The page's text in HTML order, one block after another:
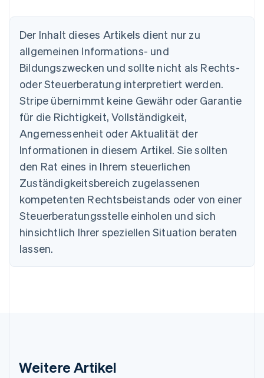
Der Inhalt dieses Artikels dient nur zu
allgemeinen Informations- und
Bildungszwecken und sollte nicht als Rechts-
oder Steuerberatung interpretiert werden.
Stripe übernimmt keine Gewähr oder Garantie
für die Richtigkeit, Vollständigkeit,
Angemessenheit oder Aktualität der
Informationen in diesem Artikel. Sie sollten
den Rat eines in Ihrem steuerlichen
Zuständigkeitsbereich zugelassenen
kompetenten Rechtsbeistands oder von einer
Steuerberatungsstelle einholen und sich
hinsichtlich Ihrer speziellen Situation beraten
lassen.
Weitere Artikel
Australien
English
Belgien
NederlandsFrançais DeutschEnglish
Brasilien
Bulgarien
English
Dänemark
English
Deutschland
DeutschEnglish
English
Festlandchina
Indien